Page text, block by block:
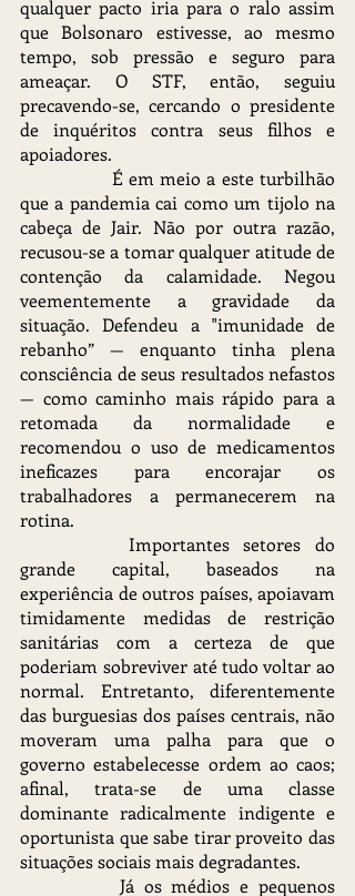
qualquer pacto iria para o ralo assim
que Bolsonaro estivesse, ao mesmo
tempo, sob pressão e seguro para
ameaçar. O STF, então, seguiu
precavendo-se, cercando o presidente
de inquéritos contra seus filhos e
apoiadores.
que a pandemia cai como um tijolo na
cabeça de Jair. Não por outra razão,
recusou-se a tomar qualquer atitude de
contenção da calamidade. Negou
veementemente a gravidade da
situação. Defendeu a "imunidade de
rebanho” — enquanto tinha plena
consciência de seus resultados nefastos
— como caminho mais rápido para a
retomada da normalidade e
recomendou o uso de medicamentos
ineficazes para encorajar os
trabalhadores a permanecerem na
rotina.
grande capital, baseados na
experiência de outros países, apoiavam
timidamente medidas de restrição
sanitárias com a certeza de que
poderiam sobreviver até tudo voltar ao
normal. Entretanto, diferentemente
das burguesias dos países centrais, não
moveram uma palha para que o
governo estabelecesse ordem ao caos;
afinal, trata-se de uma classe
dominante radicalmente indigente e
oportunista que sabe tirar proveito das
situações sociais mais degradantes.